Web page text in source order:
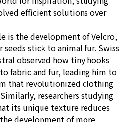
efficient solutions over
is the development of Velcro,
seeds stick to animal fur. Swiss
observed how tiny hooks
fabric and fur, leading him to
that revolutionized clothing
researchers studying
its unique texture reduces
development of more